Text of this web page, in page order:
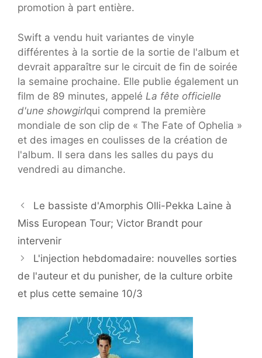
promotion à part entière.
Swift a vendu huit variantes de vinyle
différentes à la sortie de la sortie de l'album et
devrait apparaître sur le circuit de fin de soirée
la semaine prochaine. Elle publie également un
film de 89 minutes, appelé La fête officielle
d'une showgirlqui comprend la première
mondiale de son clip de « The Fate of Ophelia »
et des images en coulisses de la création de
l'album. Il sera dans les salles du pays du
vendredi au dimanche.
Le bassiste d'Amorphis Olli-Pekka Laine à
Miss European Tour; Victor Brandt pour
intervenir
L'injection hebdomadaire: nouvelles sorties
de l'auteur et du punisher, de la culture orbite
et plus cette semaine 10/3